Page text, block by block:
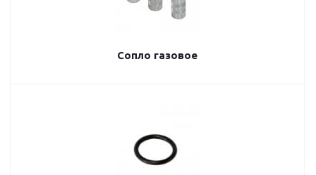
Сопло газовое